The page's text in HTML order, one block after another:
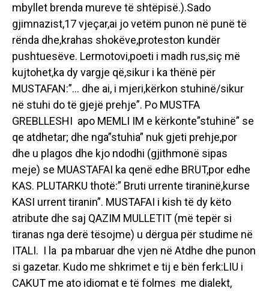
mbyllet brenda mureve të shtëpisë.).Sado
gjimnazist,17 vjeçar,ai jo vetëm punon në punë të
rënda dhe,krahas shokëve,proteston kundër
pushtuesëve. Lermotovi,poeti i madh rus,siç më
kujtohet,ka dy vargje që,sikur i ka thënë për
MUSTAFAN:”… dhe ai, i mjeri,kërkon stuhinë/sikur
në stuhi do të gjejë prehje”. Po MUSTFA
GREBLLESHI apo MEMLI IM e kërkonte”stuhinë” se
qe atdhetar; dhe nga”stuhia” nuk gjeti prehje,por
dhe u plagos dhe kjo ndodhi (gjithmonë sipas
meje) se MUASTAFAI ka qenë edhe BRUT,por edhe
KAS. PLUTARKU thotë:” Bruti urrente tiraninë,kurse
KASI urrent tiranin”. MUSTAFAI i kish të dy këto
atribute dhe saj QAZIM MULLETIT (më tepër si
tiranas nga derë tësojme) u dërgua për studime në
ITALI. I la pa mbaruar dhe vjen në Atdhe dhe punon
si gazetar. Kudo me shkrimet e tij e bën ferk:LIU i
CAKUT me ato idiomat e të folmes me dialekt,